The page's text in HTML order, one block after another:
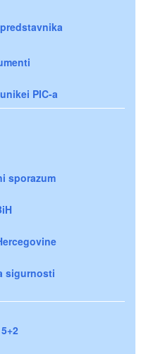
PIC-a
sporazum
sigurnosti